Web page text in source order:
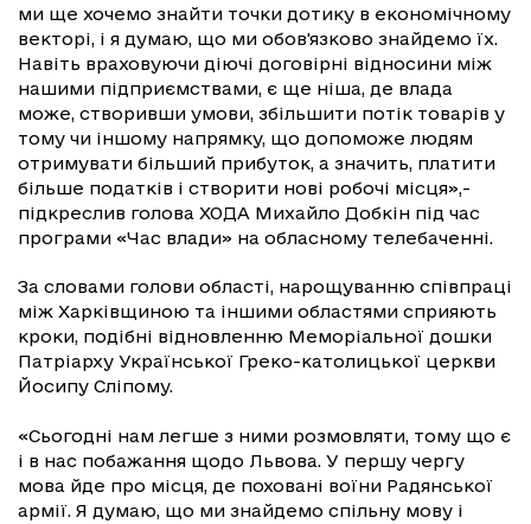
ми ще хочемо знайти точки дотику в економічному
векторі, і я думаю, що ми обов'язково знайдемо їх.
Навіть враховуючи діючі договірні відносини між
нашими підприємствами, є ще ніша, де влада
може, створивши умови, збільшити потік товарів у
тому чи іншому напрямку, що допоможе людям
отримувати більший прибуток, а значить, платити
більше податків і створити нові робочі місця»,-
підкреслив голова ХОДА Михайло Добкін під час
програми «Час влади» на обласному телебаченні.
За словами голови області, нарощуванню співпраці
між Харківщиною та іншими областями сприяють
кроки, подібні відновленню Меморіальної дошки
Патріарху Української Греко-католицької церкви
Йосипу Сліпому.
«Сьогодні нам легше з ними розмовляти, тому що є
і в нас побажання щодо Львова. У першу чергу
мова йде про місця, де поховані воїни Радянської
армії. Я думаю, що ми знайдемо спільну мову і